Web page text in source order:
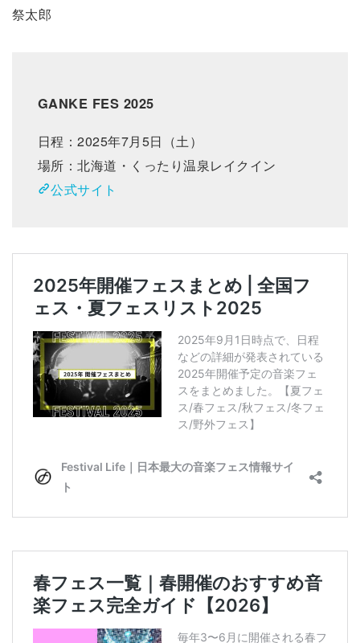
祭太郎
GANKE FES 2025
日程：2025年7月5日（土）
場所：北海道・くったり温泉レイクイン
公式サイト